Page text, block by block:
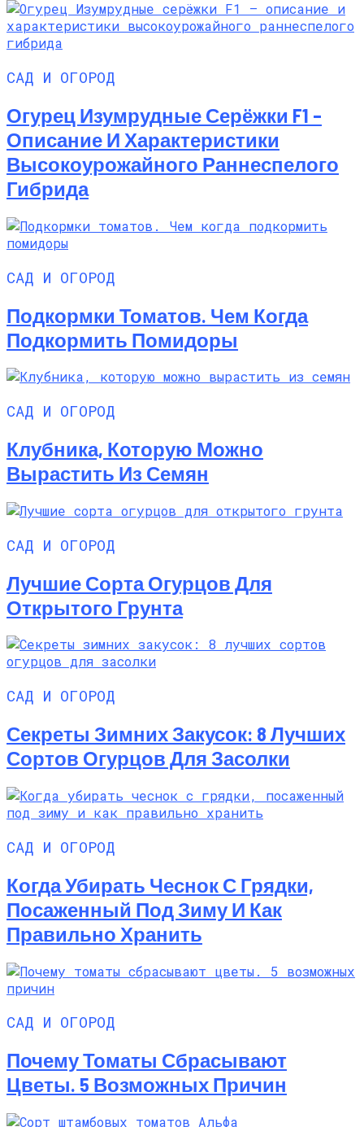
САД И ОГОРОД
Огурец Изумрудные Серёжки F1 –
Описание И Характеристики
Высокоурожайного Раннеспелого
Гибрида
САД И ОГОРОД
Подкормки Томатов. Чем Когда
Подкормить Помидоры
САД И ОГОРОД
Клубника, Которую Можно
Вырастить Из Семян
САД И ОГОРОД
Лучшие Сорта Огурцов Для
Открытого Грунта
САД И ОГОРОД
Секреты Зимних Закусок: 8 Лучших
Сортов Огурцов Для Засолки
САД И ОГОРОД
Когда Убирать Чеснок С Грядки,
Посаженный Под Зиму И Как
Правильно Хранить
САД И ОГОРОД
Почему Томаты Сбрасывают
Цветы. 5 Возможных Причин